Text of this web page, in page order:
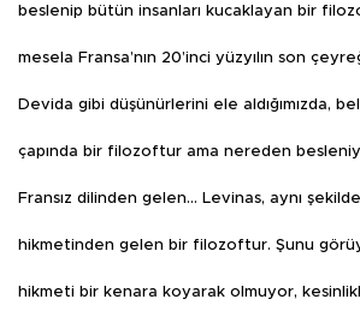
beslenip bütün insanları kucaklayan bir
mesela Fransa’nın 20’inci yüzyılın son
Devida gibi düşünürlerini ele aldığımızda,
çapında bir filozoftur ama nereden
Fransız dilinden gelen… Levinas, aynı
hikmetinden gelen bir filozoftur. Şunu
hikmeti bir kenara koyarak olmuyor,